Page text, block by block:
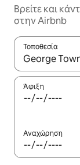
Βρείτε και
στην Airbnb
Τοποθεσία
Όταν τα
Άφιξη
Αναχώρηση